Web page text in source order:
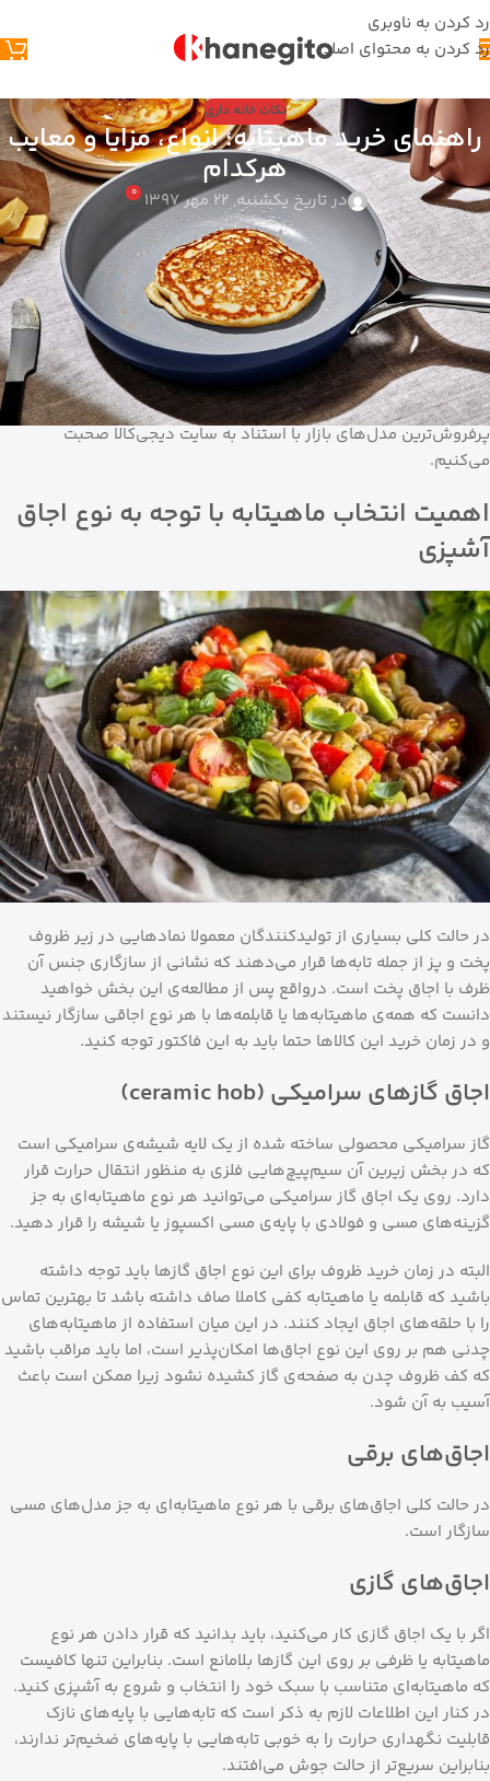
رد کردن به ناوبری
رد کردن به محتوای اصلی
نکات خانه داری
راهنمای خرید ماهیتابه؛ انواع، مزایا و معایب
هرکدام
در تاریخ یکشنبه, 22 مهر 1397 0
چه یک سرآشپز خانگی باشید و چه آشپزی حرفه‌ای در رستورانی لوکس،
یک سرویس ماهیتابه‌ی با کیفیت همواره جزو لوازمی ضروری برای تهیه‌ی
هر نوع غذایی به حساب می‌آید. به همین دلیل هم سرمایه‌گذاری روی
این دسته از محصولات که از مقاومت و کیفیت خوبی هم برخوردار
باشند، همواره ارزشش را دارد.
در این مقاله از سری راهنماهای خرید دیجی‌کالا مگ این بار به سراغ
معرفی نکات لازم برای خرید انواع ماهیتابه می‌رویم و در کنار آن در مورد
پرفروش‌ترین مدل‌های بازار با استناد به سایت دیجی‌کالا صحبت
می‌کنیم.
اهمیت انتخاب ماهیتابه با توجه به نوع اجاق
آشپزی
در حالت کلی بسیاری از تولیدکنندگان معمولا نمادهایی در زیر ظروف
پخت و پز از جمله تابه‌ها قرار می‌دهند که نشانی از سازگاری جنس آن
ظرف با اجاق پخت‌‌ است. درواقع پس از مطالعه‌ی این بخش خواهید
دانست که همه‌ی ماهیتابه‌‌ها یا قابلمه‌‌ها با هر نوع اجاقی سازگار نیستند
و در زمان خرید این کالاها حتما باید به این فاکتور توجه کنید.
اجاق‌ گازهای سرامیکی (ceramic hob)
گاز سرامیکی محصولی ساخته شده از یک لایه شیشه‌ی سرامیکی است
که در بخش زیرین آن سیم‌پیچ‌هایی فلزی به منظور انتقال حرارت قرار
دارد. روی یک اجاق گاز سرامیکی می‌توانید هر نوع ماهیتابه‌ای به جز
گزینه‌های مسی و فولادی با پایه‌ی مسی اکسپوز یا شیشه را قرار دهید.
البته در زمان خرید ظروف برای این نوع اجاق گازها باید توجه داشته
باشید که قابلمه یا ماهیتابه کفی کاملا صاف داشته باشد تا بهترین تماس
را با حلقه‌های اجاق ایجاد کنند. در این میان استفاده از ماهیتابه‌های
چدنی هم بر روی این نوع اجاق‌ها امکان‌پذیر است، اما باید مراقب باشید
که کف ظروف چدن به صفحه‌ی گاز کشیده نشود زیرا ممکن است باعث
آسیب به آن شود.
اجاق‌های برقی
در حالت کلی اجاق‌های برقی با هر نوع ماهیتابه‌ای به جز مدل‌های مسی
سازگار است.
اجاق‌های گازی
اگر با یک اجاق گازی کار می‌کنید، باید بدانید که قرار دادن هر نوع
ماهیتابه یا ظرفی بر روی این گازها بلامانع است. بنابراین تنها کافیست
که ماهیتابه‌ای متناسب با سبک خود را انتخاب و شروع به آشپزی کنید.
در کنار این اطلاعات لازم به ذکر است که تابه‌هایی با پایه‌های نازک‌
قابلیت نگهداری حرارت را به خوبی تابه‌هایی با پایه‌های ضخیم‌تر ندارند،
بنابراین سریع‌تر از حالت جوش می‌افتند.